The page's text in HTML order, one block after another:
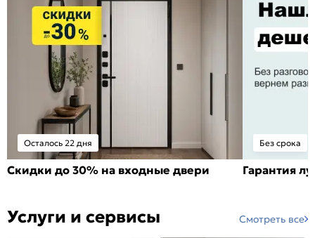
Осталось 22 дня
Скидки до 30% на входные двери
Без срока
Гарантия
Услуги и сервисы Смотреть все